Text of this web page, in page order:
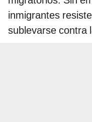
inmigrantes
sublevarse contra